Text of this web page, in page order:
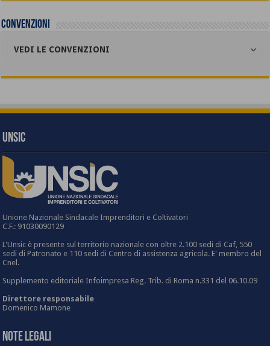
Convenzioni
VEDI LE CONVENZIONI
UNSIC
Unione Nazionale Sindacale Imprenditori e Coltivatori
C.F.: 91030090129
L'Unsic è presente sul territorio nazionale con oltre 2.100 sedi di Caf, 550
sedi di Patronato e 110 sedi di Centro di assistenza agricola. E' membro del
Cnel.
Supplemento editoriale Infoimpresa Reg. Trib. di Roma n.331 del 06.10.09
Direttore responsabile
Domenico Mamone
Note Legali